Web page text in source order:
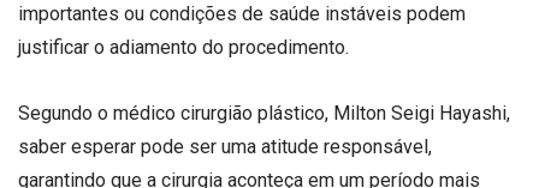
importantes ou condições de saúde instáveis podem
justificar o adiamento do procedimento.
Segundo o médico cirurgião plástico, Milton Seigi Hayashi,
saber esperar pode ser uma atitude responsável,
garantindo que a cirurgia aconteça em um período mais